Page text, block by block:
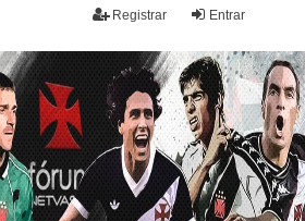
Entrar
Registrar